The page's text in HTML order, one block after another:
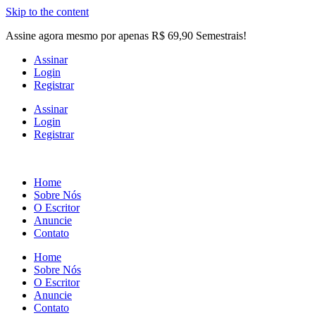
Skip to the content
Assine agora mesmo por apenas R$ 69,90 Semestrais!
Assinar
Login
Registrar
Assinar
Login
Registrar
Home
Sobre Nós
O Escritor
Anuncie
Contato
Home
Sobre Nós
O Escritor
Anuncie
Contato